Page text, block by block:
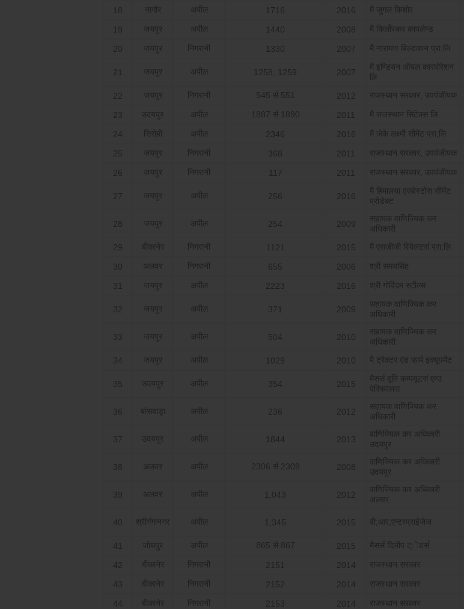
18 नागौर अपील 1716 2016 मै जुगल किशोर
19 जयपुर अपील 1440 2008 मै किर्लोस्‍कर कापलेण्‍ड
20 जयपुर निगरानी 1330 2007 मै नारायण बिल्‍डकान प्रा;लि
21 जयपुर अपील 1258, 1259 2007
मै इण्डियन ऑयल कारपोरेशन
लि
22 जयपुर निगरानी 545 से 551 2012 राजस्‍थान सरकार, उपपंजीयक
23 उदयपुर अपील 1887 से 1890 2011 मै राजस्‍थान सिंटेक्‍स लि
24 सिरोही अपील 2346 2016 मै जेके लक्ष्‍मी सीमेंट प्रा;लि
25 जयपुर निगरानी 368 2011 राजस्‍थान सरकार, उपपंजीयक
26 जयपुर निगरानी 117 2011 राजस्‍थान सरकार, उपपंजीयक
27 जयपुर अपील 256 2016
मै हिमालया एसबेस्‍टोस सीमेंट
प्रोडेक्‍ट
28 जयपुर अपील 254 2009
सहायक वाणिज्यिक कर
अधिकारी
29 बीकानेर निगरानी 1121 2015 मै एसजीजी रियेलटर्स प्रा;लि
30 अलवर निगरानी 655 2006 श्री समयसिंह
31 जयपुर अपील 2223 2016 श्री गोविंदम स्‍टील्‍स
32 जयपुर अपील 371 2009
सहायक वाणिज्यिक कर
अधिकारी
33 जयपुर अपील 504 2010
सहायक वाणिज्यिक कर
अधिकारी
34 जयपुर अपील 1029 2010 मै ट्रेक्‍टर एंड फार्म इक्‍यूपमेंट
35 उदयपुर अपील 354 2015
मैसर्स वूति कम्‍पयूटर्स एण्‍उ
पेरिफरलस
36 बांसवाडृा अपील 236 2012
सहायक वाणिज्यिक कर
अधिकारी
37 उदयपुर अपील 1844 2013
वाणिज्यिक कर अधिकारी
उदयपुर
38 अलवर अपील 2306 से 2309 2008
वाणिज्यिक कर अधिकारी
उदयपुर
39 अलवर अपील 1,043 2012
वाणिज्यिक कर अधिकारी
अलवर
40 श्रीगंगानगर अपील 1,345 2015 वी;आर;एन्‍टरप्राईजेज
41
जोधपुर अपील 865 से 867 2015 मैसर्स दिलीप ट्ेडर्स
42 बीकानेर निगरानी 2151 2014 राजस्‍थान सरकार
43 बीकानेर निगरानी 2152 2014 राजस्‍थान सरकार
44 बीकानेर निगरानी 2153 2014 राजस्‍थान सरकार